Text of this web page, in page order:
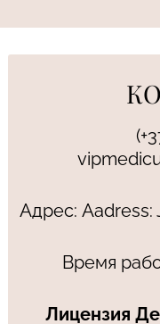
Адрес: Aadress:
Время
Лицензия